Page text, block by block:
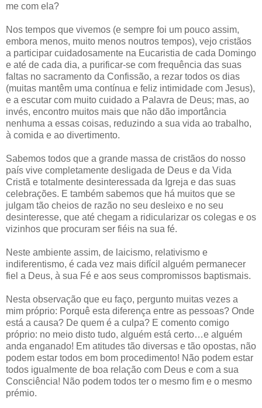
me com ela?
Nos tempos que vivemos (e sempre foi um pouco assim,
embora menos, muito menos noutros tempos), vejo cristãos
a participar cuidadosamente na Eucaristia de cada Domingo
e até de cada dia, a purificar-se com frequência das suas
faltas no sacramento da Confissão, a rezar todos os dias
(muitas mantêm uma contínua e feliz intimidade com Jesus),
e a escutar com muito cuidado a Palavra de Deus; mas, ao
invés, encontro muitos mais que não dão importância
nenhuma a essas coisas, reduzindo a sua vida ao trabalho,
à comida e ao divertimento.
Sabemos todos que a grande massa de cristãos do nosso
país vive completamente desligada de Deus e da Vida
Cristã e totalmente desinteressada da Igreja e das suas
celebrações. E também sabemos que há muitos que se
julgam tão cheios de razão no seu desleixo e no seu
desinteresse, que até chegam a ridicularizar os colegas e os
vizinhos que procuram ser fiéis na sua fé.
Neste ambiente assim, de laicismo, relativismo e
indiferentismo, é cada vez mais difícil alguém permanecer
fiel a Deus, à sua Fé e aos seus compromissos baptismais.
Nesta observação que eu faço, pergunto muitas vezes a
mim próprio: Porquê esta diferença entre as pessoas? Onde
está a causa? De quem é a culpa? E comento comigo
próprio: no meio disto tudo, alguém está certo…e alguém
anda enganado! Em atitudes tão diversas e tão opostas, não
podem estar todos em bom procedimento! Não podem estar
todos igualmente de boa relação com Deus e com a sua
Consciência! Não podem todos ter o mesmo fim e o mesmo
prémio.